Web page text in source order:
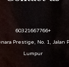
+60321667766
Prestige, No. 1, Jalan
Lumpur